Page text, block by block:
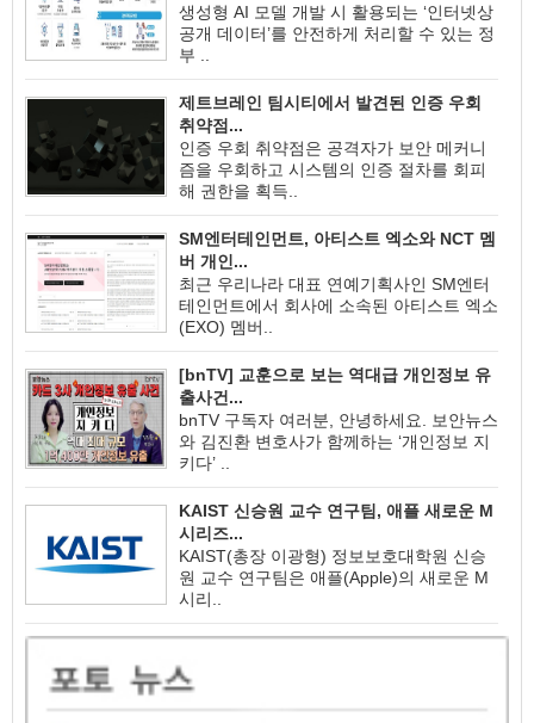
생성형 AI 모델 개발 시 활용되는 ‘인터넷상
공개 데이터’를 안전하게 처리할 수 있는 정
부 ..
제트브레인 팀시티에서 발견된 인증 우회
취약점...
인증 우회 취약점은 공격자가 보안 메커니
즘을 우회하고 시스템의 인증 절차를 회피
해 권한을 획득..
SM엔터테인먼트, 아티스트 엑소와 NCT 멤
버 개인...
최근 우리나라 대표 연예기획사인 SM엔터
테인먼트에서 회사에 소속된 아티스트 엑소
(EXO) 멤버..
[bnTV] 교훈으로 보는 역대급 개인정보 유
출사건...
bnTV 구독자 여러분, 안녕하세요. 보안뉴스
와 김진환 변호사가 함께하는 ‘개인정보 지
키다’ ..
KAIST 신승원 교수 연구팀, 애플 새로운 M
시리즈...
KAIST(총장 이광형) 정보보호대학원 신승
원 교수 연구팀은 애플(Apple)의 새로운 M
시리..